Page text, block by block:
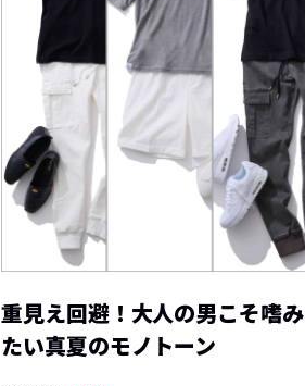
重見え回避！大人の男こそ嗜み
たい真夏のモノトーン